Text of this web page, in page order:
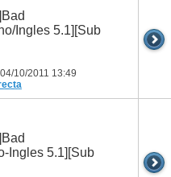
Ingles 5.1][Sub
10/2011 13:49
Ingles 5.1][Sub